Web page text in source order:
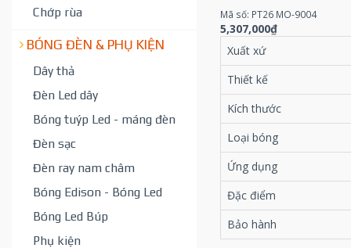
Chớp rùa
BÓNG ĐÈN & PHỤ KIỆN
Dây thả
Đèn Led dây
Bóng tuýp Led - máng đèn
Đèn sạc
Đèn ray nam châm
Bóng Edison - Bóng Led
Bóng Led Búp
Phụ kiện
Mã số: PT26 MO-9004
5,307,000₫
Xuất xứ
Thiết kế
Kích thước
Loại bóng
Ứng dụng
Đặc điểm
Bảo hành